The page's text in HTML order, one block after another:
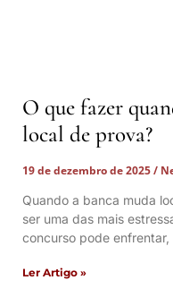
O que fazer
local de prova?
19 de dezembro de 2025
Quando a banca muda
ser uma das mais
concurso pode
Ler Artigo »